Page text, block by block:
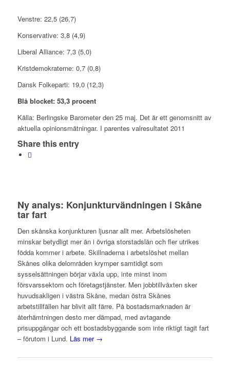
Venstre: 22,5 (26,7)
Konservative: 3,8 (4,9)
Liberal Alliance: 7,3 (5,0)
Kristdemokraterne: 0,7 (0,8)
Dansk Folkeparti: 19,0 (12,3)
Blå blocket: 53,3 procent
Källa: Berlingske Barometer den 25 maj. Det är ett genomsnitt av
aktuella opinionsmätningar. I parentes valresultatet 2011
Share this entry
Ny analys: Konjunkturvändningen i Skåne
tar fart
Den skånska konjunkturen ljusnar allt mer. Arbetslösheten
minskar betydligt mer än i övriga storstadslän och fler utrikes
födda kommer i arbete. Skillnaderna i arbetslöshet mellan
Skånes olika delområden krymper samtidigt som
sysselsättningen börjar växla upp, inte minst inom
försvarssektorn och företagstjänster. Men jobbtillväxten sker
huvudsakligen i västra Skåne, medan östra Skånes
arbetstillfällen har blivit allt färre. På bostadsmarknaden är
återhämtningen desto mer dämpad, med avtagande
prisuppgångar och ett bostadsbyggande som inte riktigt tagit fart
– förutom i Lund. Läs mer →